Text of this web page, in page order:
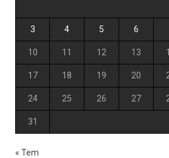
3 4 5 6
10 11 12 13
17 18 19 20
24 25 26 27
31
« Tem